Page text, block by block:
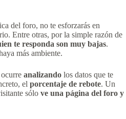
del foro, no te esforzarás en
Entre otras, por la simple razón de
te responda son muy bajas.
más ambiente.
analizando los datos que te
el porcentaje de rebote. Un
sólo ve una página del foro y